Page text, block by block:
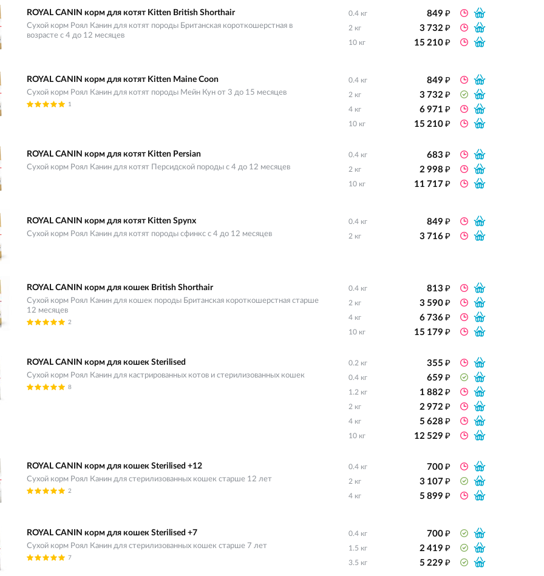
ROYAL CANIN корм для котят Kitten British Shorthair
Сухой корм Роял Канин для котят породы Британская короткошерстная в
возрасте с 4 до 12 месяцев
0.4 кг 849₽
2 кг 3 732₽
10 кг 15 210₽
ROYAL CANIN корм для котят Kitten Maine Coon
Сухой корм Роял Канин для котят породы Мейн Кун от 3 до 15 месяцев
1
0.4 кг 849₽
2 кг 3 732₽
4 кг 6 971₽
10 кг 15 210₽
ROYAL CANIN корм для котят Kitten Persian
Сухой корм Роял Канин для котят Персидской породы с 4 до 12 месяцев
0.4 кг 683₽
2 кг 2 998₽
10 кг 11 717₽
ROYAL CANIN корм для котят Kitten Spynx
Сухой корм Роял Канин для котят породы сфинкс с 4 до 12 месяцев
0.4 кг 849₽
2 кг 3 716₽
ROYAL CANIN корм для кошек British Shorthair
Сухой корм Роял Канин для кошек породы Британская короткошерстная старше
12 месяцев
2
0.4 кг 813₽
2 кг 3 590₽
4 кг 6 736₽
10 кг 15 179₽
ROYAL CANIN корм для кошек Sterilised
Сухой корм Роял Канин для кастрированных котов и стерилизованных кошек
8
0.2 кг 355₽
0.4 кг 659₽
1.2 кг 1 882₽
2 кг 2 972₽
4 кг 5 628₽
10 кг 12 529₽
ROYAL CANIN корм для кошек Sterilised +12
Сухой корм Роял Канин для стерилизованных кошек старше 12 лет
2
0.4 кг 700₽
2 кг 3 107₽
4 кг 5 899₽
ROYAL CANIN корм для кошек Sterilised +7
Сухой корм Роял Канин для стерилизованных кошек старше 7 лет
7
0.4 кг 700₽
1.5 кг 2 419₽
3.5 кг 5 229₽